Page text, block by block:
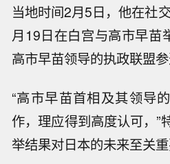
当地时间2月5日，他在社
月19日在白宫与高市早苗
高市早苗领导的执政联盟参
“高市早苗首相及其领导
作，理应得到高度认可，”
举结果对日本的未来至关